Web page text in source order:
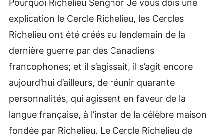
Pourquoi Richelieu Senghor Je vous dois une
explication le Cercle Richelieu, les Cercles
Richelieu ont été créés au lendemain de la
dernière guerre par des Canadiens
francophones; et il s’agissait, il s’agit encore
aujourd’hui d’ailleurs, de réunir quarante
personnalités, qui agissent en faveur de la
langue française, à l’instar de la célèbre maison
fondée par Richelieu. Le Cercle Richelieu de